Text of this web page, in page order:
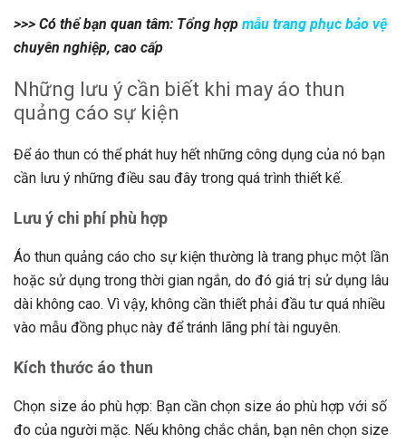
>>> Có thể bạn quan tâm: Tổng hợp mẫu trang phục bảo vệ
chuyên nghiệp, cao cấp
Những lưu ý cần biết khi may áo thun
quảng cáo sự kiện
Để áo thun có thể phát huy hết những công dụng của nó bạn
cần lưu ý những điều sau đây trong quá trình thiết kế.
Lưu ý chi phí phù hợp
Áo thun quảng cáo cho sự kiện thường là trang phục một lần
hoặc sử dụng trong thời gian ngắn, do đó giá trị sử dụng lâu
dài không cao. Vì vậy, không cần thiết phải đầu tư quá nhiều
vào mẫu đồng phục này để tránh lãng phí tài nguyên.
Kích thước áo thun
Chọn size áo phù hợp: Bạn cần chọn size áo phù hợp với số
đo của người mặc. Nếu không chắc chắn, bạn nên chọn size